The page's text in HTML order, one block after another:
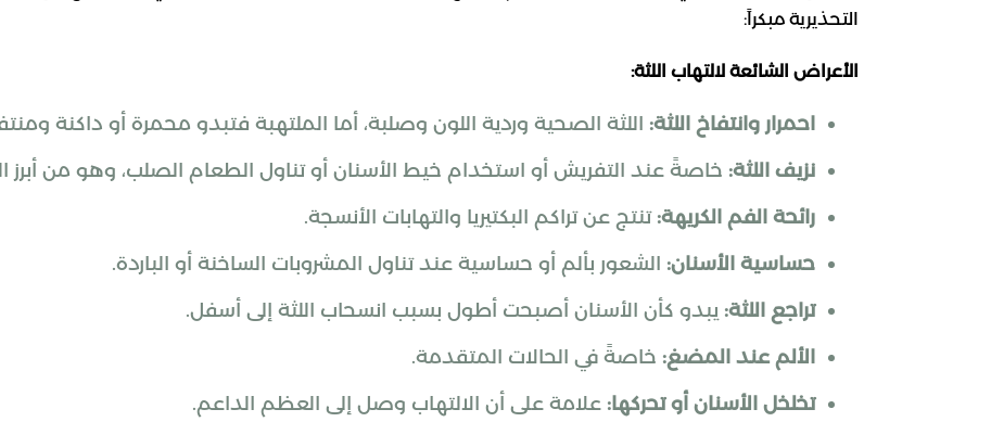
التحذيرية مبكراً:
الأعراض الشائعة لالتهاب اللثة:
احمرار وانتفاخ اللثة: اللثة الصحية وردية اللون وصلبة، أما الملتهبة فتبدو محمرة أو داكنة
نزيف اللثة: خاصةً عند التفريش أو استخدام خيط الأسنان أو تناول الطعام الصلب، وهو من أبرز
رائحة الفم الكريهة: تنتج عن تراكم البكتيريا والتهابات الأنسجة.
حساسية الأسنان: الشعور بألم أو حساسية عند تناول المشروبات الساخنة أو الباردة.
تراجع اللثة: يبدو كأن الأسنان أصبحت أطول بسبب انسحاب اللثة إلى أسفل.
الألم عند المضغ: خاصةً في الحالات المتقدمة.
تخلخل الأسنان أو تحركها: علامة على أن الالتهاب وصل إلى العظم الداعم.